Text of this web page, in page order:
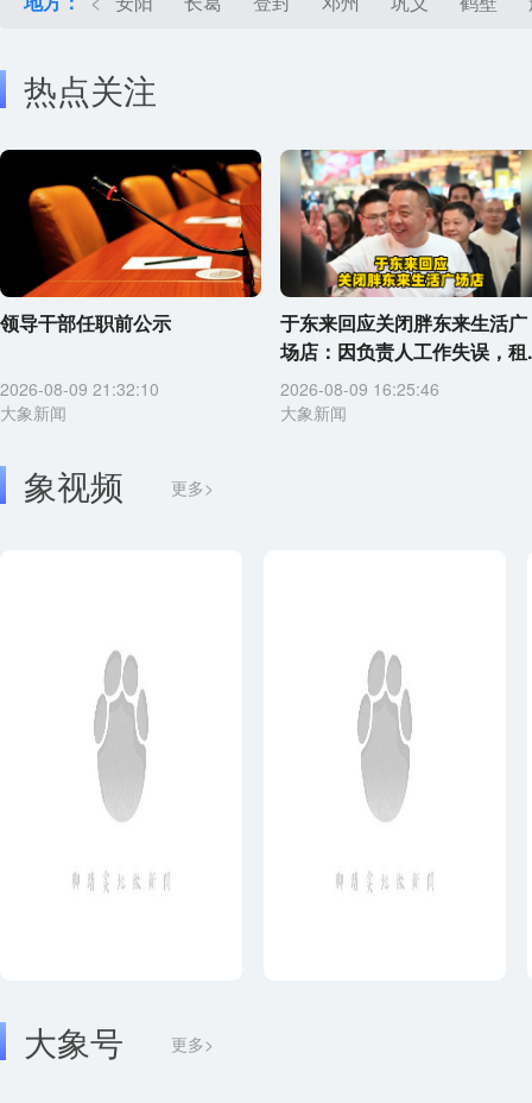
热点关注
领导干部任职前公示
2026-08-09 21:32:10
大象新闻
于东来回应关闭胖东来生活广
场店：因负责人工作失误，租
2026-08-09 16:25:46
大象新闻
象视频 更多>
大象号 更多>